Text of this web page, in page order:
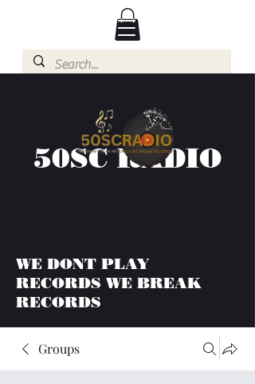
50SC RADIO
WE DONT PLAY
RECORDS WE BREAK
RECORDS
Groups